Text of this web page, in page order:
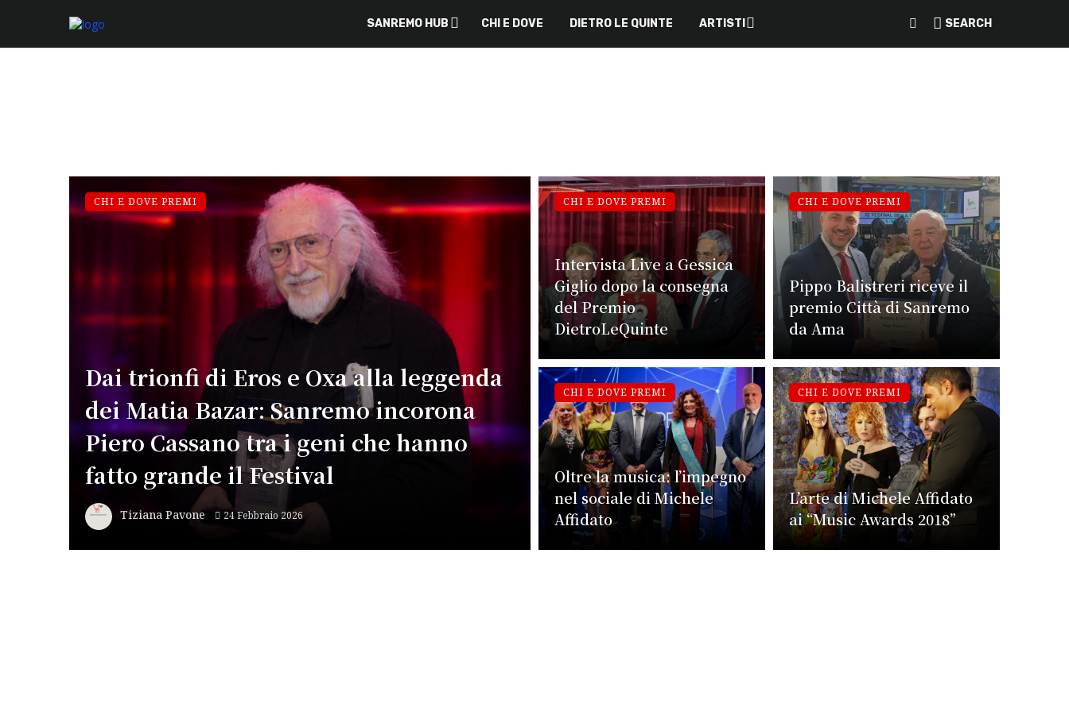
SANREMO HUB CHI E DOVE DIETRO LE QUINTE ARTISTI SEARCH
Dai trionfi di Eros e Oxa alla leggenda
dei Matia Bazar: Sanremo incorona
Piero Cassano tra i geni che hanno
fatto grande il Festival
Tiziana Pavone 24 Febbraio 2026
CHI E DOVE PREMI
Intervista Live a Gessica
Giglio dopo la consegna
del Premio
DietroLeQuinte
CHI E DOVE PREMI
Pippo Balistreri riceve il
premio Città di Sanremo
da Ama
CHI E DOVE PREMI
Oltre la musica: l’impegno
nel sociale di Michele
Affidato
CHI E DOVE PREMI
L’arte di Michele Affidato
ai “Music Awards 2018”
CHI E DOVE PREMI